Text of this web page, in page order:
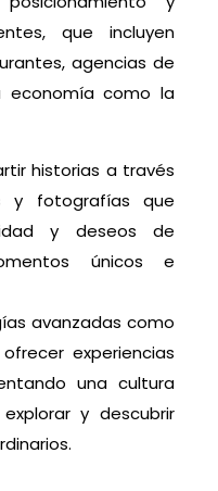
que incluyen
agencias de
economía como la
historias a través
y fotografías que
y deseos de
únicos e
avanzadas como
experiencias
una cultura
y descubrir